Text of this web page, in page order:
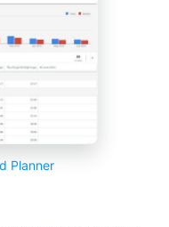
Planner